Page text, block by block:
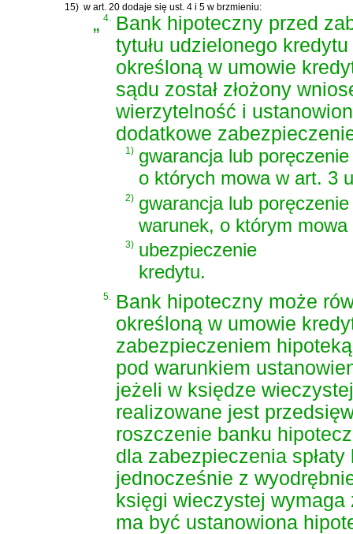
15) w art. 20 dodaje się ust. 4 i 5 w brzmieniu:
„4. Bank hipoteczny przed
tytułu udzielonego
określoną w umowie
sądu został złożony
wierzytelność i
dodatkowe
1) gwarancja lub
o których mowa w art. 3
2) gwarancja lub
warunek, o którym
3) ubezpieczenie
kredytu.
5.
Bank hipoteczny może
określoną w umowie
zabezpieczeniem
pod warunkiem
jeżeli w księdze
realizowane jest
roszczenie banku
dla zabezpieczenia
jednocześnie z
księgi wieczystej
ma być ustanowiona